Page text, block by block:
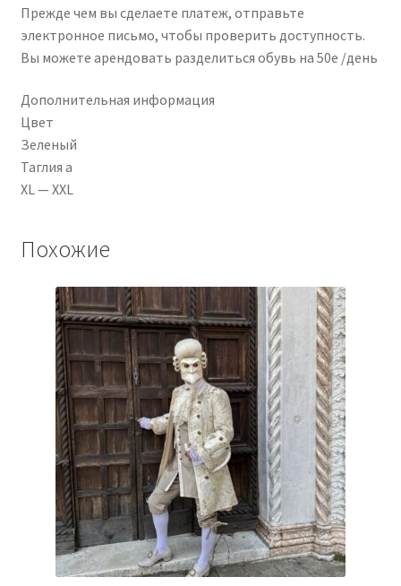
Прежде чем вы сделаете платеж, отправьте
электронное письмо, чтобы проверить доступность.
Вы можете арендовать разделиться обувь на 50e /день
Дополнительная информация
Цвет
Зеленый
Таглия а
XL — XXL
Похожие